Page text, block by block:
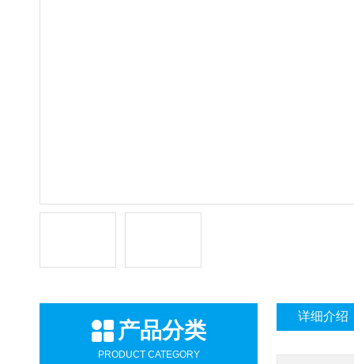
产品分类
PRODUCT CATEGORY
详细介绍